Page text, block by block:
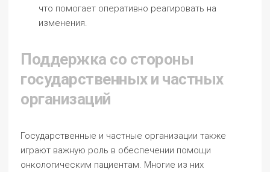
что помогает оперативно реагировать на
изменения.
Поддержка со стороны
государственных и частных
организаций
Государственные и частные организации также
играют важную роль в обеспечении помощи
онкологическим пациентам. Многие из них